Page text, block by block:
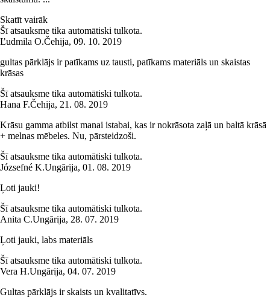
Skatīt vairāk
Šī atsauksme tika automātiski tulkota.
Ľudmila O.Čehija, 09. 10. 2019
gultas pārklājs ir patīkams uz tausti, patīkams materiāls un skaistas
krāsas
Šī atsauksme tika automātiski tulkota.
Hana F.Čehija, 21. 08. 2019
Krāsu gamma atbilst manai istabai, kas ir nokrāsota zaļā un baltā krāsā
+ melnas mēbeles. Nu, pārsteidzoši.
Šī atsauksme tika automātiski tulkota.
Józsefné K.Ungārija, 01. 08. 2019
Ļoti jauki!
Šī atsauksme tika automātiski tulkota.
Anita C.Ungārija, 28. 07. 2019
Ļoti jauki, labs materiāls
Šī atsauksme tika automātiski tulkota.
Vera H.Ungārija, 04. 07. 2019
Gultas pārklājs ir skaists un kvalitatīvs.